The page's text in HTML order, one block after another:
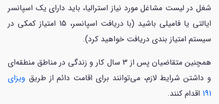
شغل در لیست مشاغل مورد نیاز استرالیا، باید دارای یک اسپانسر
ایالتی یا فامیلی باشید (با دریافت اسپانسر، 15 امتیاز کمکی در
سیستم امتیاز بندی دریافت خواهید کرد).
همچنین متقاضیان پس از 3 سال کار و زندگی در مناطق منطقه‌ای
و داشتن شرایط لازم، می‌توانند برای اقامت دائم از طریق ویزای
191 اقدام کنند.